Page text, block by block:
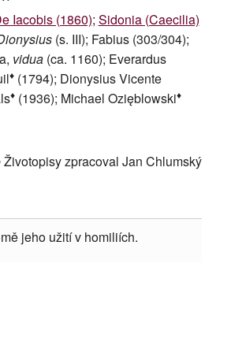
Iacobis (1860); Sidonia (Caecilia)
(s. III); Fabius (303/304);
vidua(ca. 1160); Everardus
♦(1794); Dionysius Vicente
♦(1936); Michael Ozięblowski♦
zpracoval Jan Chlumský
jeho užití v homiliích.